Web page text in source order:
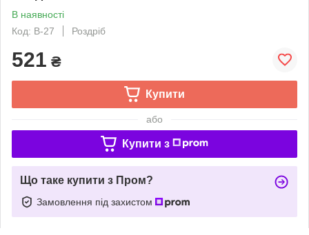
В наявності
Код: B-27
Роздріб
521 ₴
Купити
або
Купити з
Що таке купити з Пром?
Замовлення під захистом